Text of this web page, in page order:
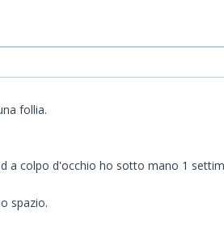
follia.
a colpo d'occhio ho sotto mano 1
spazio.